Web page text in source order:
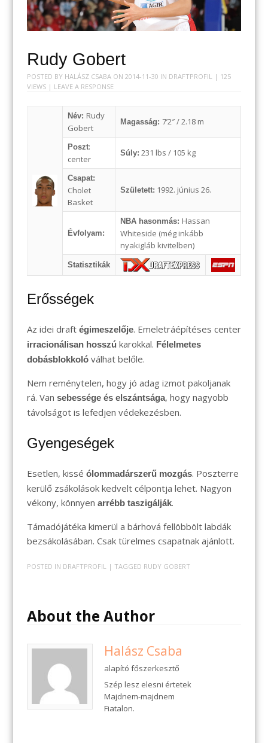
Rudy Gobert
POSTED BY HALÁSZ CSABAON 2014-11-30 IN DRAFTPROFIL| 125
VIEWS | LEAVE A RESPONSE
Név: Rudy
Gobert
Magasság: 7’2″ / 2.18 m
Poszt:
center
Súly: 231 lbs / 105 kg
Csapat:
Cholet
Basket
Született: 1992. június 26.
Évfolyam:
NBA hasonmás: Hassan
Whiteside (még inkább
nyakigláb kivitelben)
Statisztikák
Erősségek
Az idei draft égimeszelője. Emeletráépítéses center
irracionálisan hosszúkarokkal. Félelmetes
dobásblokkolóválhat belőle.
Nem reménytelen, hogy jó adag izmot pakoljanak
rá. Van sebessége és elszántsága, hogy nagyobb
távolságot is lefedjen védekezésben.
Gyengeségek
Esetlen, kissé ólommadárszerű mozgás. Poszterre
kerülő zsákolások kedvelt célpontja lehet. Nagyon
vékony, könnyen arrébb taszigálják.
Támadójátéka kimerül a bárhová fellöbbölt labdák
bezsákolásában. Csak türelmes csapatnak ajánlott.
POSTED IN DRAFTPROFIL | TAGGED RUDY GOBERT
About the Author
Halász Csaba
alapító főszerkesztő
Szép lesz elesni értetek
Majdnem-majdnem
Fiatalon.